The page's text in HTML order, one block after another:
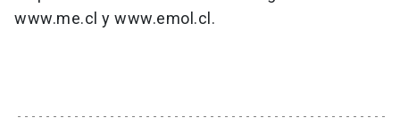
www.me.cl y www.emol.cl.